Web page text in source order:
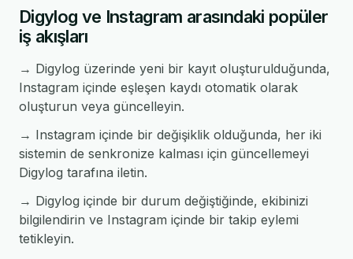
Digylog ve Instagram arasındaki popüler
iş akışları
→ Digylog üzerinde yeni bir kayıt oluşturulduğunda,
Instagram içinde eşleşen kaydı otomatik olarak
oluşturun veya güncelleyin.
→ Instagram içinde bir değişiklik olduğunda, her iki
sistemin de senkronize kalması için güncellemeyi
Digylog tarafına iletin.
→ Digylog içinde bir durum değiştiğinde, ekibinizi
bilgilendirin ve Instagram içinde bir takip eylemi
tetikleyin.